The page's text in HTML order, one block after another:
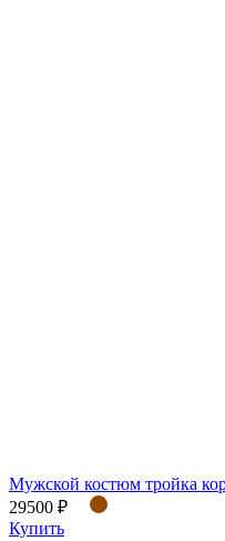
Мужской костюм тройка
29500 ₽
Купить